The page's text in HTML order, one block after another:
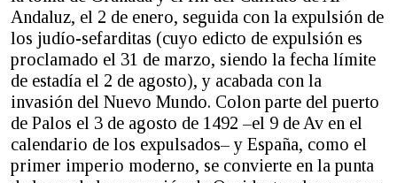
Andaluz, el 2 de enero, seguida con la expulsión de
los judío-sefarditas (cuyo edicto de expulsión es
proclamado el 31 de marzo, siendo la fecha límite
de estadía el 2 de agosto), y acabada con la
invasión del Nuevo Mundo. Colon parte del puerto
de Palos el 3 de agosto de 1492 –el 9 de Av en el
calendario de los expulsados– y España, como el
primer imperio moderno, se convierte en la punta